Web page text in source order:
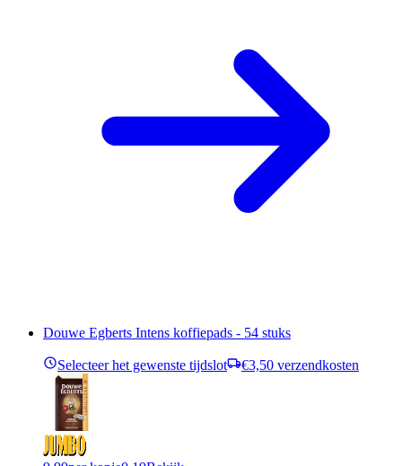
Douwe Egberts Intens koffiepads - 54 stuks
Selecteer het gewenste tijdslot €3,50 verzendkosten